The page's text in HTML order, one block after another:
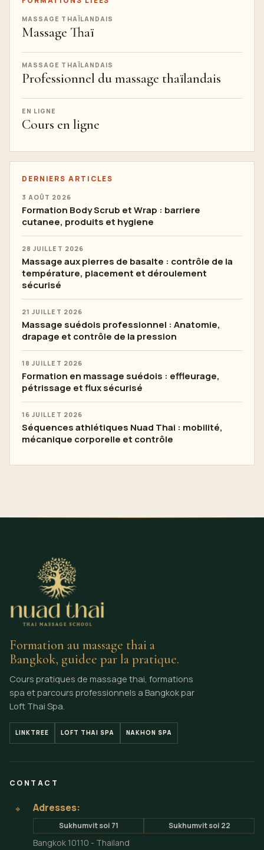
MASSAGE THAÏLANDAIS
Massage Thaï
MASSAGE THAÏLANDAIS
Professionnel du massage thaïlandais
EN LIGNE
Cours en ligne
DERNIERS ARTICLES
3 AOÛT 2026
Formation Body Scrub et Wrap : barriere
cutanee, produits et hygiene
28 JUILLET 2026
Massage aux pierres de basalte : contrôle de la
température, placement et déroulement
sécurisé
21 JUILLET 2026
Massage suédois professionnel : Anatomie,
drapage et contrôle de la pression
18 JUILLET 2026
Formation en massage suédois : effleurage,
pétrissage et flux sécurisé
16 JUILLET 2026
Séquences athlétiques Nuad Thai : mobilité,
mécanique corporelle et contrôle
Formation au massage thai a
Bangkok, guidee par la pratique.
Cours pratiques de massage thai, formations
spa et parcours professionnels a Bangkok par
Loft Thai Spa.
LINKTREE LOFT THAI SPA NAKHON SPA
CONTACT
⌖ Adresses:
Sukhumvit soi 71 Sukhumvit soi 22
Bangkok 10110 - Thailand